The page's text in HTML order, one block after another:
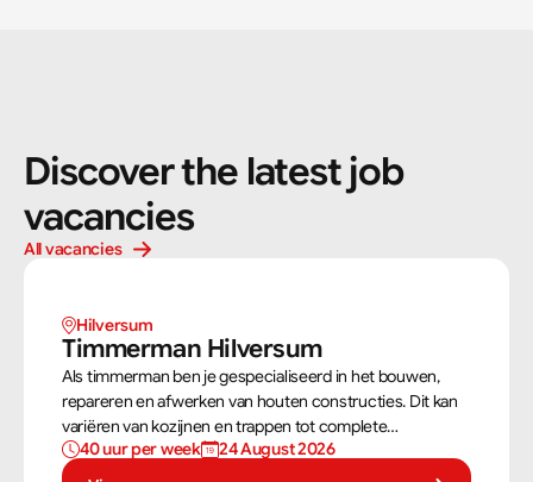
Discover the latest job
vacancies
All vacancies
Hilversum
Timmerman Hilversum
Als timmerman ben je gespecialiseerd in het bouwen,
repareren en afwerken van houten constructies. Dit kan
variëren van kozijnen en trappen tot complete
dakconstructies en gevels. Aan de hand van
bouwtekeningen zorg jij ervoor dat een constructie zowel
40 uur per week
24 August 2026